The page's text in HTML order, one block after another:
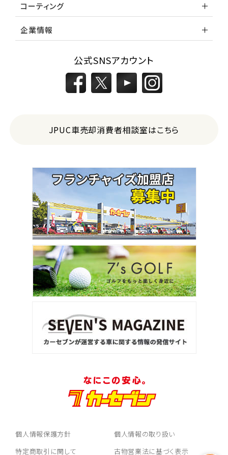
コーティング
企業情報
公式SNSアカウント
JPUC車売却消費者相談室はこちら
個人情報保護方針
個人情報の取り扱い
特定商取引に関して
古物営業法に基づく表示